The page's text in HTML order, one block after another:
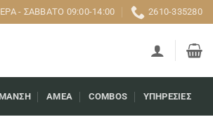
- ΣΆΒΒΑΤΟ 09:00-14:00 2610-335280
AMEA COMBOS ΥΠΗΡΕΣΊΕΣ